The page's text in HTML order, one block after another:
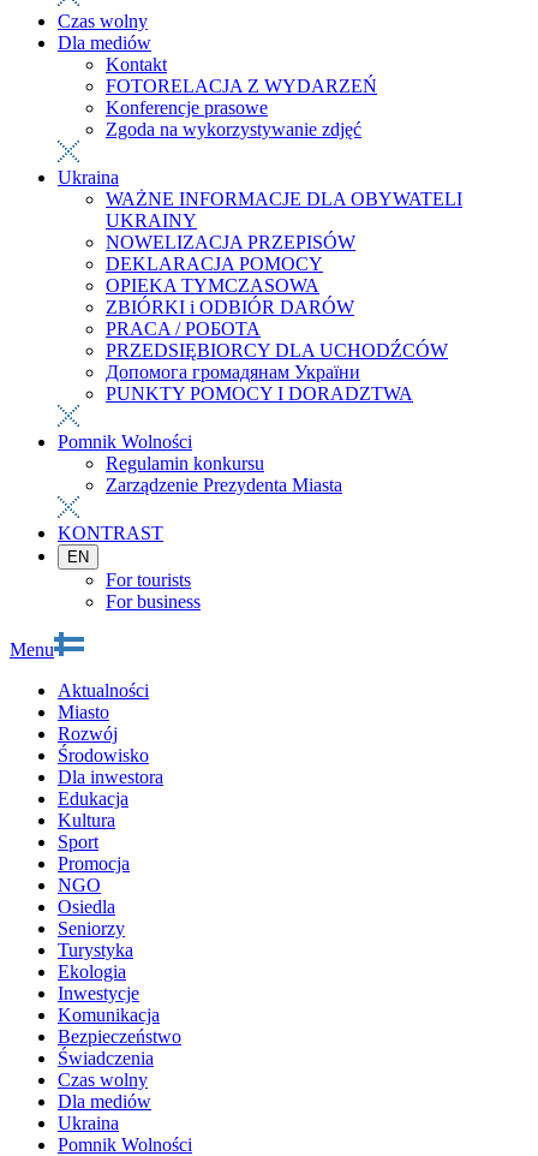
Czas wolny
Dla mediów
Kontakt
FOTORELACJA Z WYDARZEŃ
Konferencje prasowe
Zgoda na wykorzystywanie zdjęć
Ukraina
WAŻNE INFORMACJE DLA OBYWATELI
UKRAINY
NOWELIZACJA PRZEPISÓW
DEKLARACJA POMOCY
OPIEKA TYMCZASOWA
ZBIÓRKI i ODBIÓR DARÓW
PRACA / РОБОТА
PRZEDSIĘBIORCY DLA UCHODŹCÓW
Допомога громадянам України
PUNKTY POMOCY I DORADZTWA
Pomnik Wolności
Regulamin konkursu
Zarządzenie Prezydenta Miasta
KONTRAST
EN
For tourists
For business
Menu
Aktualności
Miasto
Rozwój
Środowisko
Dla inwestora
Edukacja
Kultura
Sport
Promocja
NGO
Osiedla
Seniorzy
Turystyka
Ekologia
Inwestycje
Komunikacja
Bezpieczeństwo
Świadczenia
Czas wolny
Dla mediów
Ukraina
Pomnik Wolności